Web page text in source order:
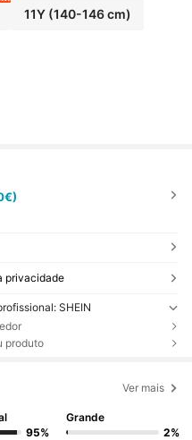
11Y(140-146 cm)
privacidade
SHEIN
produto
Ver mais
95%
Grande
2%